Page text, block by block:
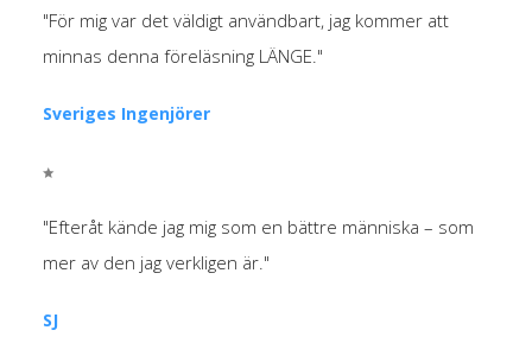
"För mig var det väldigt användbart, jag kommer att
minnas denna föreläsning LÄNGE."
Sveriges Ingenjörer
"Efteråt kände jag mig som en bättre människa – som
mer av den jag verkligen är."
SJ